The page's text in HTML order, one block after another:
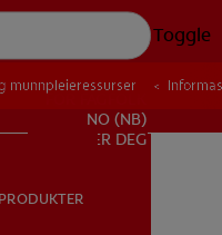
Toggle
FOR FAGFOLK
NO (NB)
REGISTRER DEG
PRODUKTER
munnpleieressurser